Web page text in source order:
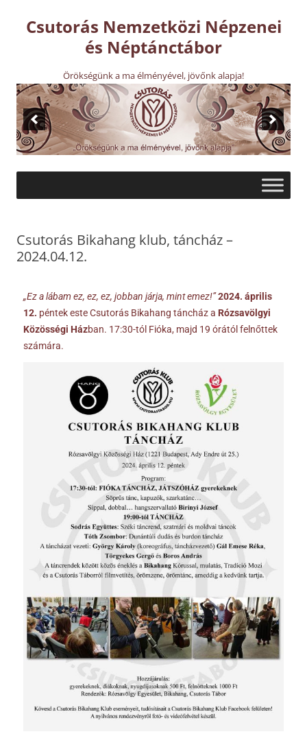
Csutorás Nemzetközi Népzenei
és Néptánctábor
Örökségünk a ma élményével, jövőnk alapja!
Csutorás Bikahang klub, táncház –
2024.04.12.
„Ez a lábam ez, ez, ez, jobban járja, mint emez!”2024. április
12. péntek este Csutorás Bikahang táncház a Rózsavölgyi
Közösségi Házban. 17:30-tól Fióka, majd 19 órától felnőttek
számára.